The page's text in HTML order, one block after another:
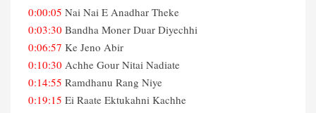
0:00:05 Nai Nai E Anadhar Theke
0:03:30 Bandha Moner Duar Diyechhi
0:06:57 Ke Jeno Abir
0:10:30 Achhe Gour Nitai Nadiate
0:14:55 Ramdhanu Rang Niye
0:19:15 Ei Raate Ektukahni Kachhe